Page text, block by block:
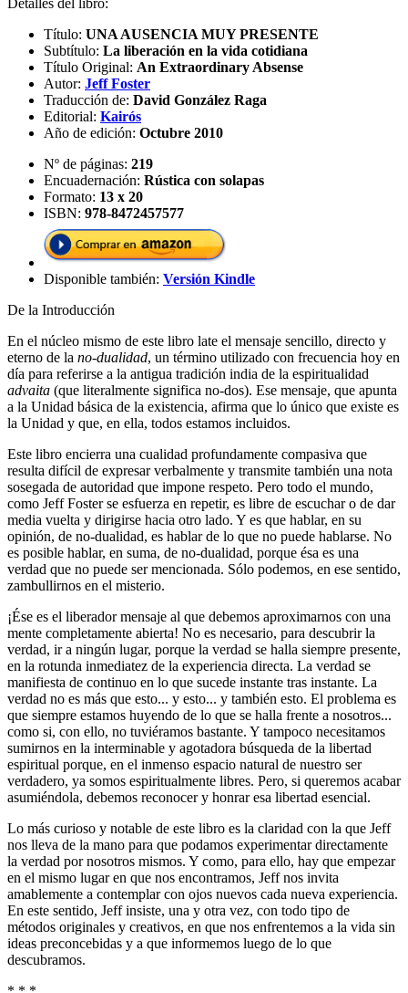
Título: UNA AUSENCIA MUY PRESENTE
Subtítulo: La liberación en la vida cotidiana
Título Original: An Extraordinary Absense
Autor: Jeff Foster
Traducción de: David González Raga
Editorial: Kairós
Año de edición: Octubre 2010
Nº de páginas: 219
Encuadernación: Rústica con solapas
Formato: 13 x 20
ISBN: 978-8472457577
Disponible también: Versión Kindle
De la Introducción
En el núcleo mismo de este libro late el mensaje sencillo, directo y
eterno de la no-dualidad, un término utilizado con frecuencia hoy en
día para referirse a la antigua tradición india de la espiritualidad
advaita (que literalmente significa no-dos). Ese mensaje, que apunta
a la Unidad básica de la existencia, afirma que lo único que existe es
la Unidad y que, en ella, todos estamos incluidos.
Este libro encierra una cualidad profundamente compasiva que
resulta difícil de expresar verbalmente y transmite también una nota
sosegada de autoridad que impone respeto. Pero todo el mundo,
como Jeff Foster se esfuerza en repetir, es libre de escuchar o de dar
media vuelta y dirigirse hacia otro lado. Y es que hablar, en su
opinión, de no-dualidad, es hablar de lo que no puede hablarse. No
es posible hablar, en suma, de no-dualidad, porque ésa es una
verdad que no puede ser mencionada. Sólo podemos, en ese sentido,
zambullirnos en el misterio.
¡Ése es el liberador mensaje al que debemos aproximarnos con una
mente completamente abierta! No es necesario, para descubrir la
verdad, ir a ningún lugar, porque la verdad se halla siempre presente,
en la rotunda inmediatez de la experiencia directa. La verdad se
manifiesta de continuo en lo que sucede instante tras instante. La
verdad no es más que esto... y esto... y también esto. El problema es
que siempre estamos huyendo de lo que se halla frente a nosotros...
como si, con ello, no tuviéramos bastante. Y tampoco necesitamos
sumirnos en la interminable y agotadora búsqueda de la libertad
espiritual porque, en el inmenso espacio natural de nuestro ser
verdadero, ya somos espiritualmente libres. Pero, si queremos acabar
asumiéndola, debemos reconocer y honrar esa libertad esencial.
Lo más curioso y notable de este libro es la claridad con la que Jeff
nos lleva de la mano para que podamos experimentar directamente
la verdad por nosotros mismos. Y como, para ello, hay que empezar
en el mismo lugar en que nos encontramos, Jeff nos invita
amablemente a contemplar con ojos nuevos cada nueva experiencia.
En este sentido, Jeff insiste, una y otra vez, con todo tipo de
métodos originales y creativos, en que nos enfrentemos a la vida sin
ideas preconcebidas y a que informemos luego de lo que
descubramos.